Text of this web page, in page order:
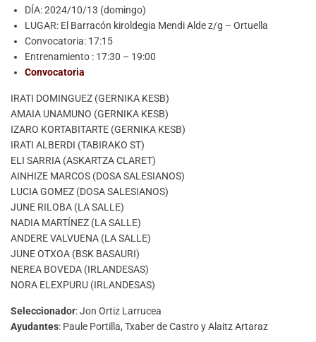
DÍA: 2024/10/13 (domingo)
LUGAR: El Barracón kiroldegia Mendi Alde z/g – Ortuella
Convocatoria: 17:15
Entrenamiento : 17:30 – 19:00
Convocatoria
IRATI DOMINGUEZ (GERNIKA KESB)
AMAIA UNAMUNO (GERNIKA KESB)
IZARO KORTABITARTE (GERNIKA KESB)
IRATI ALBERDI (TABIRAKO ST)
ELI SARRIA (ASKARTZA CLARET)
AINHIZE MARCOS (DOSA SALESIANOS)
LUCIA GOMEZ (DOSA SALESIANOS)
JUNE RILOBA (LA SALLE)
NADIA MARTÍNEZ (LA SALLE)
ANDERE VALVUENA (LA SALLE)
JUNE OTXOA (BSK BASAURI)
NEREA BOVEDA (IRLANDESAS)
NORA ELEXPURU (IRLANDESAS)
Seleccionador: Jon Ortiz Larrucea
Ayudantes: Paule Portilla, Txaber de Castro y Alaitz Artaraz